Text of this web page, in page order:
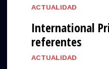
ACTUALIDAD
International
referentes
ACTUALIDAD